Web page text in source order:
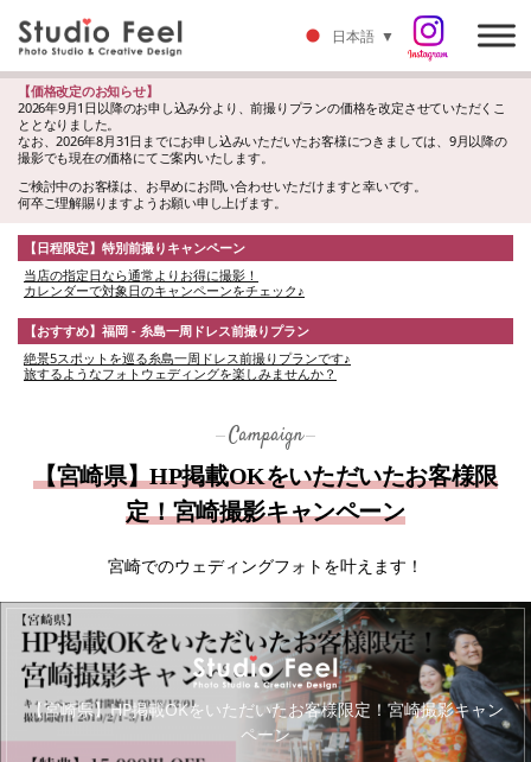
【価格改定のお知らせ】
2026年9月1日以降のお申し込み分より、前撮りプランの価格を改定させていただくこ
ととなりました。
なお、2026年8月31日までにお申し込みいただいたお客様につきましては、9月以降の
撮影でも現在の価格にてご案内いたします。
ご検討中のお客様は、お早めにお問い合わせいただけますと幸いです。
何卒ご理解賜りますようお願い申し上げます。
【日程限定】特別前撮りキャンペーン
当店の指定日なら通常よりお得に撮影！
カレンダーで対象日のキャンペーンをチェック♪
【おすすめ】福岡 - 糸島一周ドレス前撮りプラン
絶景5スポットを巡る糸島一周ドレス前撮りプランです♪
旅するようなフォトウェディングを楽しみませんか？
Campaign
【宮崎県】HP掲載OKをいただいたお客様限
定！宮崎撮影キャンペーン
宮崎でのウェディングフォトを叶えます！
【宮崎県】HP掲載OKをいただいたお客様限定！宮崎撮影キャン
ペーン
日本語 ▼